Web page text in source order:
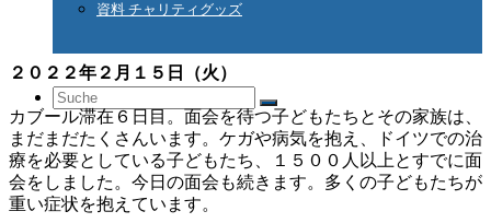
資料 チャリティグッズ
Suche
nach:
２０２２年２月１５日（火）
カブール滞在６日目。面会を待つ子どもたちとその家族は、
まだまだたくさんいます。ケガや病気を抱え、ドイツでの治
療を必要としている子どもたち、１５００人以上とすでに面
会をしました。今日の面会も続きます。多くの子どもたちが
重い症状を抱えています。